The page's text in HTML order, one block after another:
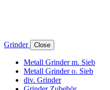
Grinder Close
Metall Grinder m. Sieb
Metall Grinder o. Sieb
div. Grinder